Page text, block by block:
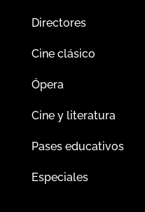
Directores
Cine clásico
Ópera
Cine y literatura
Pases educativos
Especiales